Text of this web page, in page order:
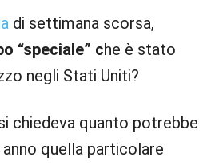
di settimana scorsa,
“speciale” che è stato
negli Stati Uniti?
chiedeva quanto potrebbe
quella particolare